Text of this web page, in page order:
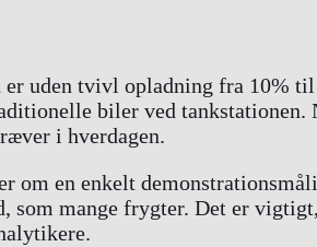
uden tvivl opladning fra 10%
biler ved tankstationen.
i hverdagen.
om en enkelt
som mange frygter. Det er